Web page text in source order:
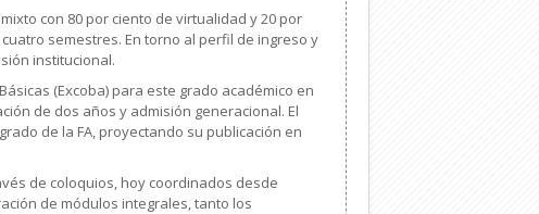
con 80 por ciento de virtualidad y 20 por
semestres. En torno al perfil de ingreso y
institucional.
(Excoba) para este grado académico en
de dos años y admisión generacional. El
de la FA, proyectando su publicación en
de coloquios, hoy coordinados desde
de módulos integrales, tanto los